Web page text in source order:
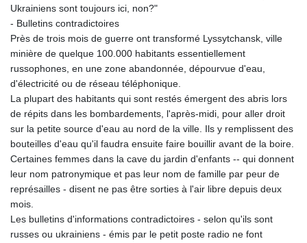
Ukrainiens sont toujours ici, non?"
- Bulletins contradictoires
Près de trois mois de guerre ont transformé Lyssytchansk, ville
minière de quelque 100.000 habitants essentiellement
russophones, en une zone abandonnée, dépourvue d'eau,
d'électricité ou de réseau téléphonique.
La plupart des habitants qui sont restés émergent des abris lors
de répits dans les bombardements, l'après-midi, pour aller droit
sur la petite source d'eau au nord de la ville. Ils y remplissent des
bouteilles d'eau qu'il faudra ensuite faire bouillir avant de la boire.
Certaines femmes dans la cave du jardin d'enfants -- qui donnent
leur nom patronymique et pas leur nom de famille par peur de
représailles - disent ne pas être sorties à l'air libre depuis deux
mois.
Les bulletins d'informations contradictoires - selon qu'ils sont
russes ou ukrainiens - émis par le petit poste radio ne font